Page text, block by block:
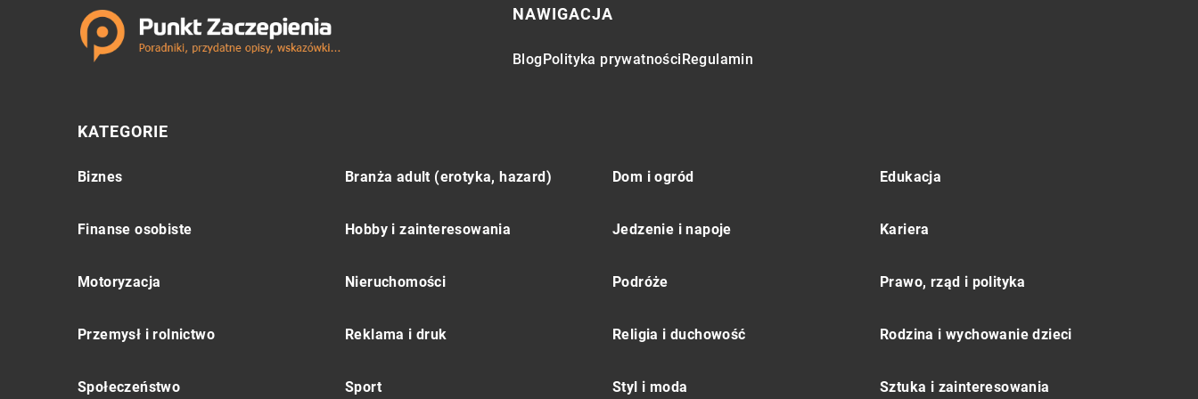
NAWIGACJA
BlogPolityka prywatnościRegulamin
KATEGORIE
Biznes Branża adult (erotyka, hazard) Dom i ogród Edukacja
Finanse osobiste Hobby i zainteresowania Jedzenie i napoje Kariera
Motoryzacja Nieruchomości Podróże Prawo, rząd i polityka
Przemysł i rolnictwo Reklama i druk Religia i duchowość Rodzina i wychowanie dzieci
Społeczeństwo Sport Styl i moda Sztuka i zainteresowania